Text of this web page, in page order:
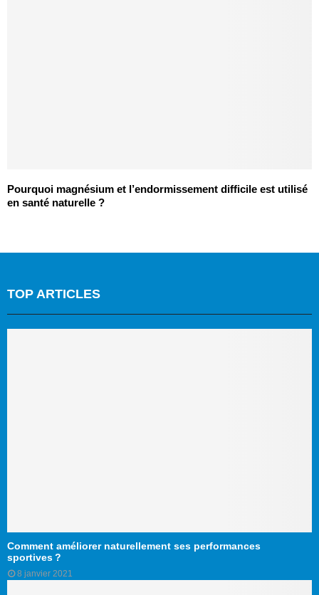
Pourquoi magnésium et l’endormissement difficile est utilisé
en santé naturelle ?
TOP ARTICLES
Comment améliorer naturellement ses performances
sportives ?
8 janvier 2021